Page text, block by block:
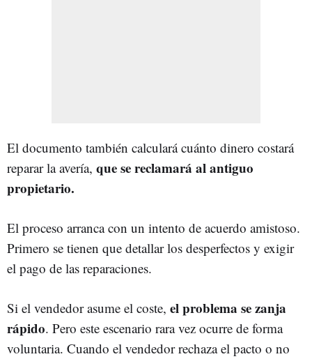
El documento también calculará cuánto dinero costará
reparar la avería, que se reclamará al antiguo
propietario.
El proceso arranca con un intento de acuerdo amistoso.
Primero se tienen que detallar los desperfectos y exigir
el pago de las reparaciones.
Si el vendedor asume el coste, el problema se zanja
rápido. Pero este escenario rara vez ocurre de forma
voluntaria. Cuando el vendedor rechaza el pacto o no